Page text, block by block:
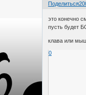
Поделиться
это конечно
пусть будет
клава или
0